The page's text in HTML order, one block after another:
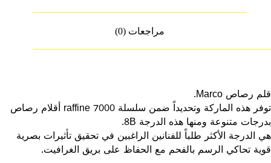
مراجعات (0)
قلم رصاص Marco.
توفر هذه الماركة وتحديداً ضمن سلسلة raffine 7000 أقلام رصاص
بدرجات متنوعة ومنها هذه الدرجة 8B.
هي الدرجة الأكثر طلباً للفنانين الراغبين في تحقيق تأثيرات بصرية
قوية تحاكي الرسم بالفحم مع الحفاظ على بريق الغرافيت.